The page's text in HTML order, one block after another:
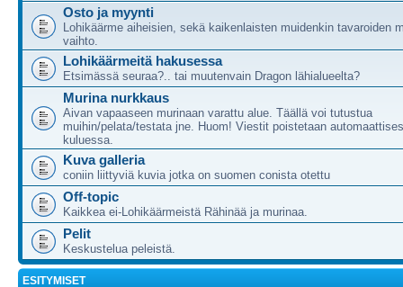
Osto ja myynti
Lohikäärme aiheisien, sekä kaikenlaisten muidenkin tavaroiden
vaihto.
Lohikäärmeitä hakusessa
Etsimässä seuraa?.. tai muutenvain Dragon lähialueelta?
Murina nurkkaus
Aivan vapaaseen murinaan varattu alue. Täällä voi tutustua
muihin/pelata/testata jne. Huom! Viestit poistetaan
kuluessa.
Kuva galleria
coniin liittyviä kuvia jotka on suomen conista otettu
Off-topic
Kaikkea ei-Lohikäärmeistä Rähinää ja murinaa.
Pelit
Keskustelua peleistä.
ESITYMISET